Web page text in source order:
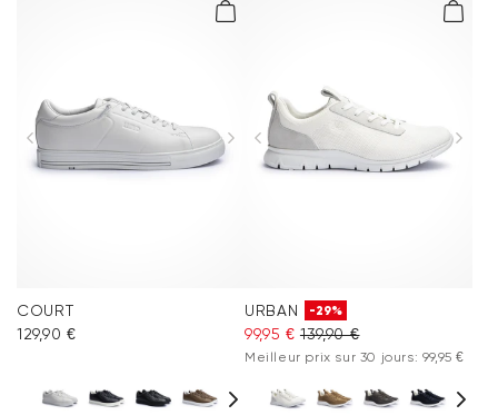
COURT
129,90 €
URBAN -29%
99,95 € 139,90 €
Meilleur prix sur 30 jours: 99,95 €